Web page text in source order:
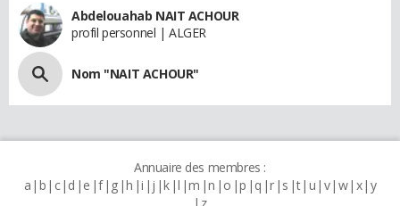
Abdelouahab NAIT ACHOUR
profil personnel | ALGER
Nom "NAIT ACHOUR"
Annuaire des membres :
a b c d e f g h i j k l m n o p q r s t u v w x y